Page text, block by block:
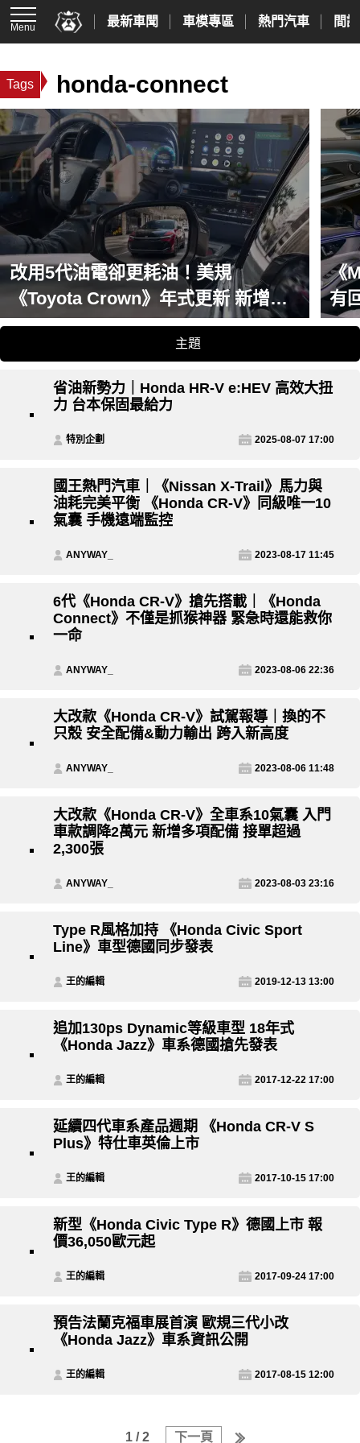
Menu 最新車聞 車模專區 熱門汽車 間
Tags honda-connect
改用5代油電卻更耗油！美規
《Toyota Crown》年式更新 新增換
檔撥片與後座舒適模式
《
有
儀
主題
省油新勢力｜Honda HR-V e:HEV 高效大扭
力 台本保固最給力
特別企劃 2025-08-07 17:00
國王熱門汽車｜《Nissan X-Trail》馬力與
油耗完美平衡 《Honda CR-V》同級唯一10
氣囊 手機遠端監控
ANYWAY_ 2023-08-17 11:45
6代《Honda CR-V》搶先搭載｜《Honda
Connect》不僅是抓猴神器 緊急時還能救你
一命
ANYWAY_ 2023-08-06 22:36
大改款《Honda CR-V》試駕報導｜換的不
只殼 安全配備&動力輸出 跨入新高度
ANYWAY_ 2023-08-06 11:48
大改款《Honda CR-V》全車系10氣囊 入門
車款調降2萬元 新增多項配備 接單超過
2,300張
ANYWAY_ 2023-08-03 23:16
Type R風格加持 《Honda Civic Sport
Line》車型德國同步發表
王的編輯 2019-12-13 13:00
追加130ps Dynamic等級車型 18年式
《Honda Jazz》車系德國搶先發表
王的編輯 2017-12-22 17:00
延續四代車系產品週期 《Honda CR-V S
Plus》特仕車英倫上市
王的編輯 2017-10-15 17:00
新型《Honda Civic Type R》德國上市 報
價36,050歐元起
王的編輯 2017-09-24 17:00
預告法蘭克福車展首演 歐規三代小改
《Honda Jazz》車系資訊公開
王的編輯 2017-08-15 12:00
1 / 2 下一頁